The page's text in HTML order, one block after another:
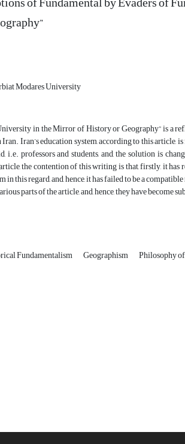
Modares University
in the Mirror of History or Geography” is a
Iran’s education system, according to this
i.e. professors and students, and, the solution is
the contention of this writing is that, firstly, it has
in this regard, and, hence, it has failed to be a
parts of the article, and, hence, they have become
Fundamentalism Geographism Philosophy